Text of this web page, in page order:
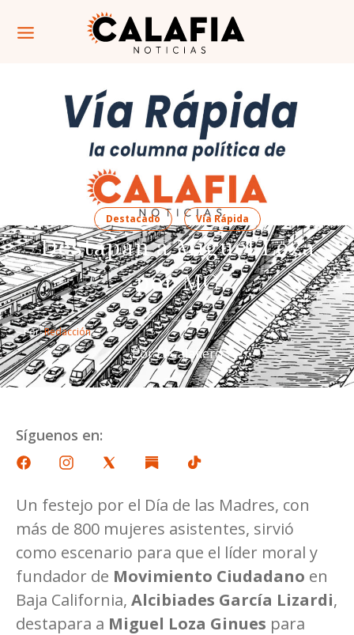
Destacado Vía Rápida
Destapan a Miguel Loza
por MC
Por: Redacción
Por El Calafiero
Síguenos en:
Un festejo por el Día de las Madres, con
más de 800 mujeres asistentes, sirvió
como escenario para que el líder moral y
fundador de Movimiento Ciudadano en
Baja California, Alcibiades García Lizardi,
destapara a Miguel Loza Ginues para